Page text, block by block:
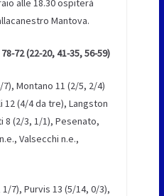
alle 18.30 ospiterà
Mantova.
72 (22-20, 41-35, 56-59)
Montano 11 (2/5, 2/4)
12 (4/4 da tre), Langston
8 (2/3, 1/1), Pesenato,
Valsecchi n.e.,
7), Purvis 13 (5/14, 0/3),